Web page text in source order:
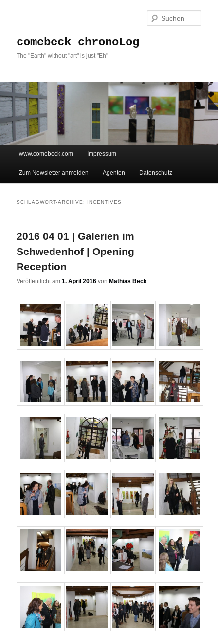
comebeck chronoLog
The "Earth" without "art" is just "Eh".
Zum Inhalt wechseln
Zum sekundären Inhalt wechseln
www.comebeck.com Impressum
Zum Newsletter anmelden Agenten Datenschutz
SCHLAGWORT-ARCHIVE: INCENTIVES
2016 04 01 | Galerien im
Schwedenhof | Opening
Reception
Veröffentlicht am1. April 2016 von Mathias Beck